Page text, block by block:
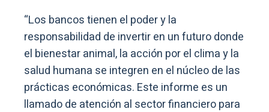
“Los bancos tienen el poder y la
responsabilidad de invertir en un futuro donde
el bienestar animal, la acción por el clima y la
salud humana se integren en el núcleo de las
prácticas económicas. Este informe es un
llamado de atención al sector financiero para